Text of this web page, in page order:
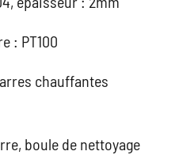
: PT100
chauffantes
boule de nettoyage